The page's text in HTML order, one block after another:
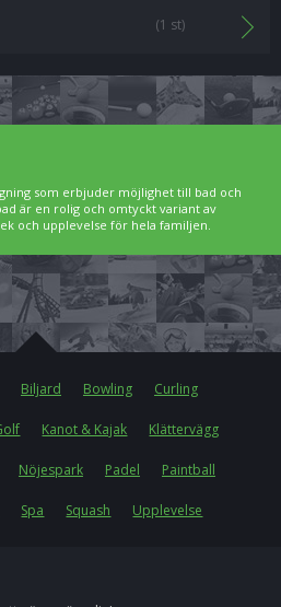
(1 st)
som erbjuder möjlighet till bad och
är en rolig och omtyckt variant av
och upplevelse för hela familjen.
Biljard Bowling Curling
Kanot & Kajak Klättervägg
Nöjespark Padel Paintball
Spa Squash Upplevelse